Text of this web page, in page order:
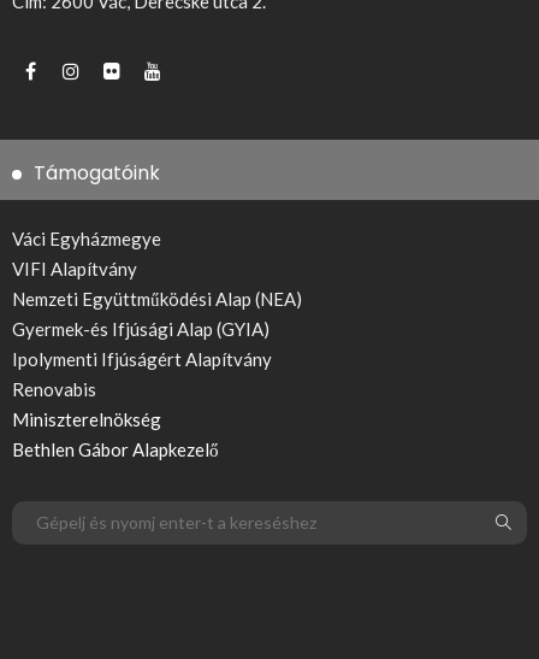
Támogatóink
Váci Egyházmegye
VIFI Alapítvány
Nemzeti Együttműködési Alap (NEA)
Gyermek-és Ifjúsági Alap (GYIA)
Ipolymenti Ifjúságért Alapítvány
Renovabis
Miniszterelnökség
Bethlen Gábor Alapkezelő